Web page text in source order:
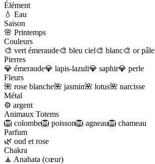
Élément
💧 Eau
Saison
🌸 Printemps
Couleurs
🎨 vert émeraude🎨 bleu ciel🎨 blanc🎨 or pâle
Pierres
💎 émeraude💎 lapis-lazuli💎 saphir💎 perle
Fleurs
🌺 rose blanche🌺 jasmin🌺 lotus🌺 narcisse
Métal
⚙️ argent
Animaux Totems
🦁 colombe🦁 poisson🦁 agneau🦁 chameau
Parfum
🌿 oud et rose
Chakra
🧘 Anahata (cœur)